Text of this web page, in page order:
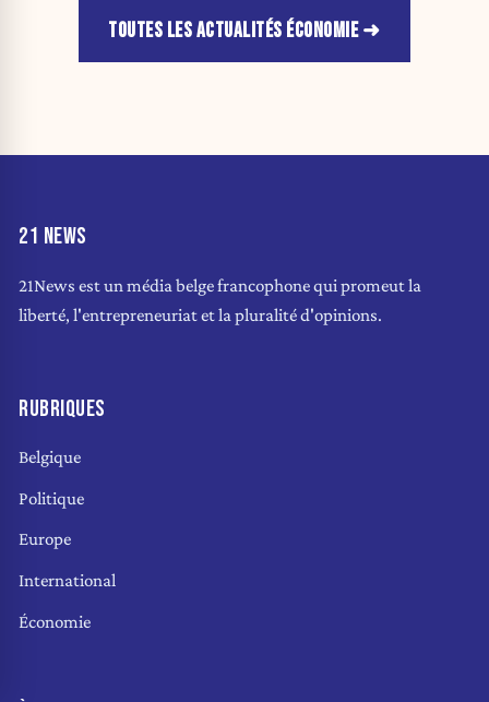
TOUTES LES ACTUALITÉS ÉCONOMIE
21 NEWS
21News est un média belge francophone qui promeut la
liberté, l'entrepreneuriat et la pluralité d'opinions.
RUBRIQUES
Belgique
Politique
Europe
International
Économie